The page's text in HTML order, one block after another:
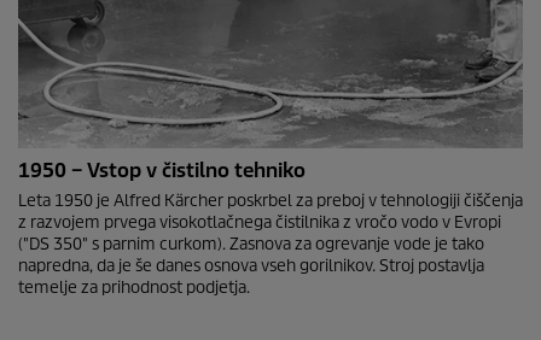
1950 – Vstop v čistilno tehniko
Leta 1950 je Alfred Kärcher poskrbel za preboj v tehnologiji čiščenja
z razvojem prvega visokotlačnega čistilnika z vročo vodo v Evropi
("DS 350" s parnim curkom). Zasnova za ogrevanje vode je tako
napredna, da je še danes osnova vseh gorilnikov. Stroj postavlja
temelje za prihodnost podjetja.